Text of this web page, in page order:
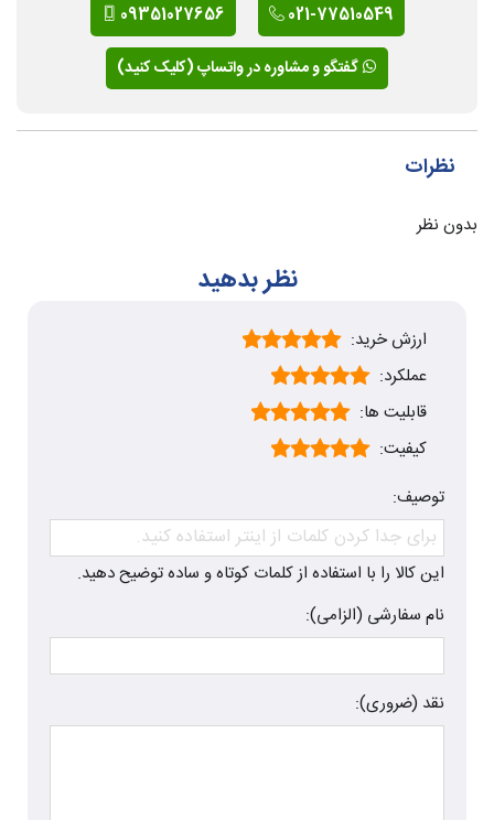
021-77510549
09351027656
گفتگو و مشاوره در واتساپ (کلیک کنید)
نظرات
بدون نظر
نظر بدهید
ارزش خرید:
عملکرد:
قابلیت ها:
کیفیت:
توصیف:
این کالا را با استفاده از کلمات کوتاه و ساده توضیح دهید.
نام سفارشی (الزامی):
نقد (ضروری):